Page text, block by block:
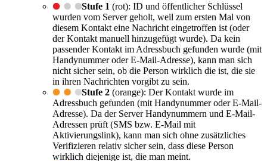
Stufe 1 (rot): ID und öffentlicher Schlüssel
wurden vom Server geholt, weil zum ersten Mal von
diesem Kontakt eine Nachricht eingetroffen ist (oder
der Kontakt manuell hinzugefügt wurde). Da kein
passender Kontakt im Adressbuch gefunden wurde (mit
Handynummer oder E-Mail-Adresse), kann man sich
nicht sicher sein, ob die Person wirklich die ist, die sie
in ihren Nachrichten vorgibt zu sein.
Stufe 2 (orange): Der Kontakt wurde im
Adressbuch gefunden (mit Handynummer oder E-Mail-
Adresse). Da der Server Handynummern und E-Mail-
Adressen prüft (SMS bzw. E-Mail mit
Aktivierungslink), kann man sich ohne zusätzliches
Verifizieren relativ sicher sein, dass diese Person
wirklich diejenige ist, die man meint.